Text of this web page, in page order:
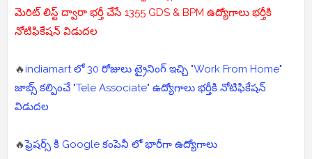
మెరిట్ లిస్ట్ ద్వారా భర్తీ చేసే 1355 GDS & BPM ఉద్యోగాలు భర్తీకి
నోటిఫికేషన్ విడుదల
🔥indiamart లో 30 రోజులు ట్రైనింగ్ ఇచ్చి "Work From Home"
జాబ్స్ కల్పించే "Tele Associate" ఉద్యోగాలు భర్తీకి నోటిఫికేషన్
విడుదల
🔥ఫ్రెషర్స్ కి Google కంపెనీ లో భారీగా ఉద్యోగాలు